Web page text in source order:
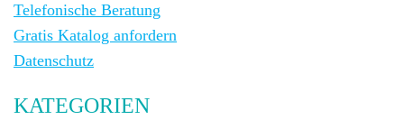
Telefonische Beratung
Gratis Katalog anfordern
Datenschutz
KATEGORIEN